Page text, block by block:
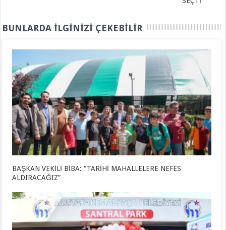
BUNLARDA İLGINIZI ÇEKEBILIR
BAŞKAN VEKİLİ BİBA: “TARİHİ MAHALLELERE NEFES
ALDIRACAĞIZ”